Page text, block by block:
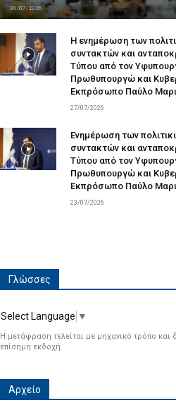
30/07/2026
Η ενημέρωση των
συντακτών και
Τύπου από τον
Πρωθυπουργώ και
Εκπρόσωπο Παύλο
27/07/2026
Ενημέρωση των
συντακτών και
Τύπου από τον
Πρωθυπουργώ και
Εκπρόσωπο Παύλο
23/07/2026
Γλώσσες
Select Language ▼
Η μετάφραση τελείται με μηχανικό τρόπο και
επίσημη εκδοχή.
Αρχείο